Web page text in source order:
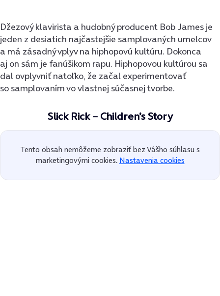
Džezový klavirista a hudobný producent Bob James je
jeden z desiatich najčastejšie samplovaných umelcov
a má zásadný vplyv na hiphopovú kultúru. Dokonca
aj on sám je fanúšikom rapu. Hiphopovou kultúrou sa
dal ovplyvniť natoľko, že začal experimentovať
so samplovaním vo vlastnej súčasnej tvorbe.
Slick Rick – Children’s Story
Tento obsah nemôžeme zobraziť bez Vášho súhlasu s
marketingovými cookies. Nastavenia cookies